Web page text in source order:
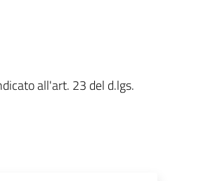
all'art. 23 del d.lgs.